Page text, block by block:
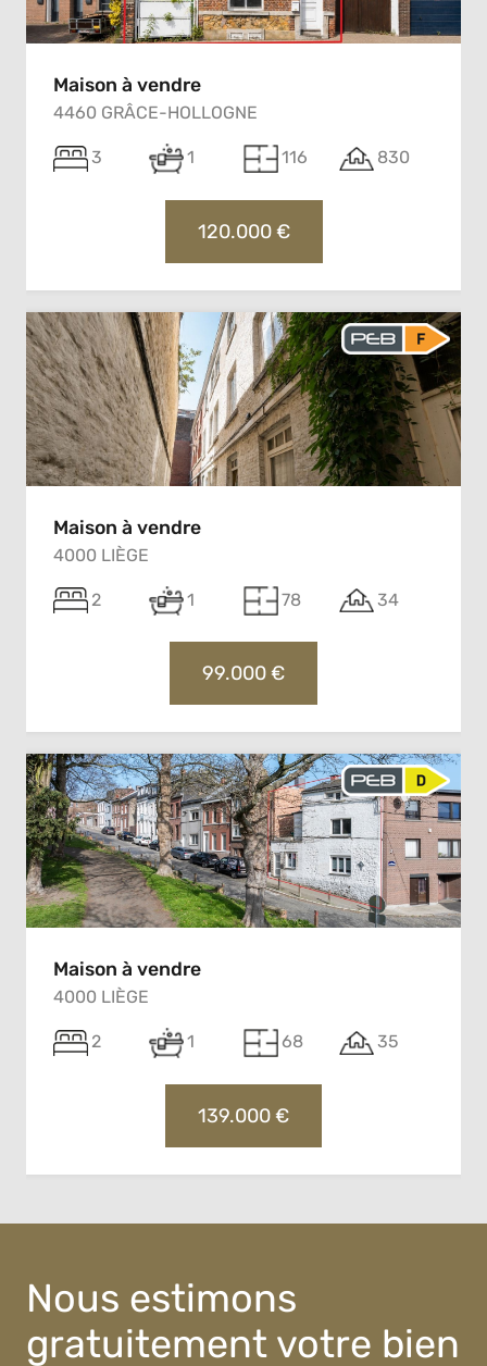
Maison à vendre
4460 GRÂCE-HOLLOGNE
3 1 116 830
120.000 €
Maison à vendre
4000 LIÈGE
2 1 78 34
99.000 €
Maison à vendre
4000 LIÈGE
2 1 68 35
139.000 €
Nous estimons
gratuitement votre bien